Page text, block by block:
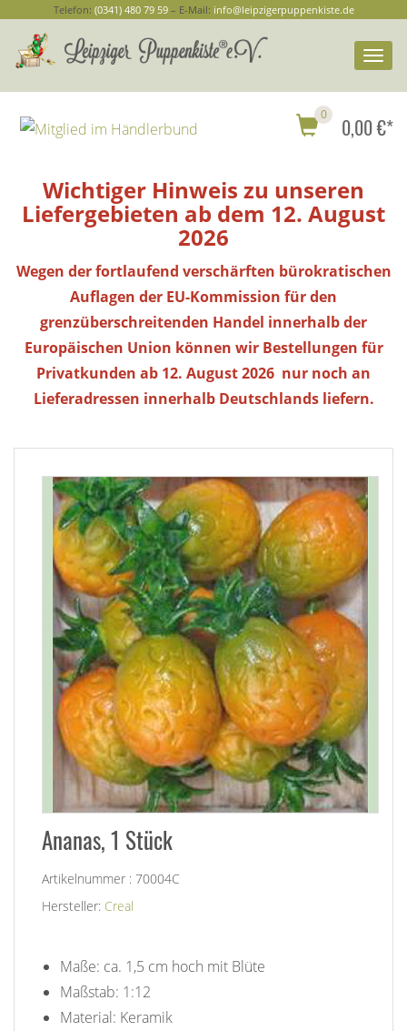
Telefon: (0341) 480 79 59– E-Mail: info@leipzigerpuppenkiste.de
0 0,00 €*
Wichtiger Hinweis zu unseren
Liefergebieten ab dem 12. August
2026
Wegen der fortlaufend verschärften bürokratischen
Auflagen der EU-Kommission für den
grenzüberschreitenden Handel innerhalb der
Europäischen Union können wir Bestellungen für
Privatkunden ab 12. August 2026 nur noch an
Lieferadressen innerhalb Deutschlands liefern.
Ananas, 1 Stück
Artikelnummer : 70004C
Hersteller: Creal
Maße: ca. 1,5 cm hoch mit Blüte
Maßstab: 1:12
Material: Keramik